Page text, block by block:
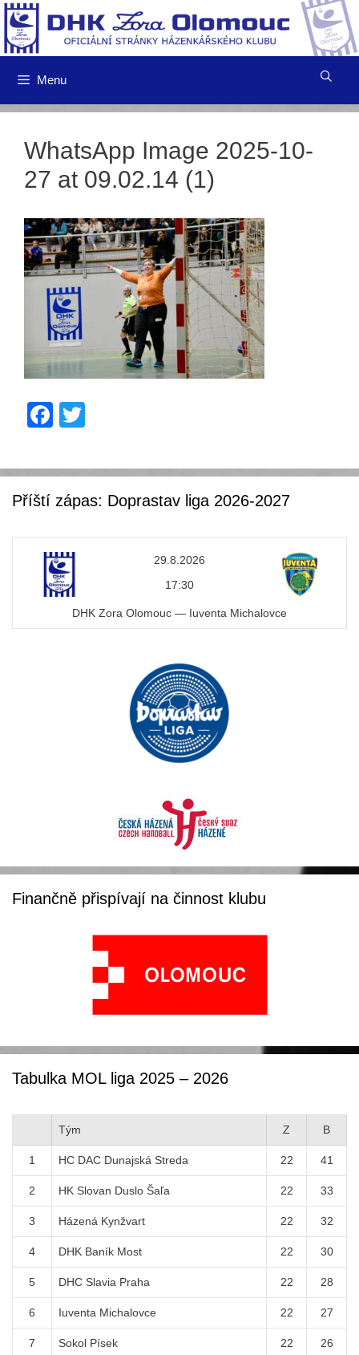
Přeskočit
na
obsah
Menu
WhatsApp Image 2025-10-
27 at 09.02.14 (1)
F
c
e
o
o
k
tt
er
Příští zápas: Doprastav liga 2026-2027
29.8.2026
17:30
DHK Zora Olomouc — Iuventa Michalovce
Finančně přispívají na činnost klubu
Tabulka MOL liga 2025 – 2026
Tým Z B
1 HC DAC Dunajská Streda 22 41
2 HK Slovan Duslo Šaľa 22 33
3 Házená Kynžvart 22 32
4 DHK Baník Most 22 30
5 DHC Slavia Praha 22 28
6 Iuventa Michalovce 22 27
7 Sokol Písek 22 26